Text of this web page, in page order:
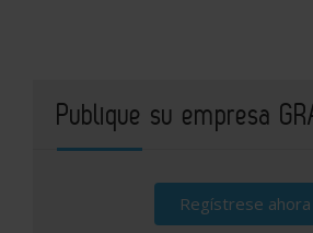
Publique su empresa
Regístrese ahora